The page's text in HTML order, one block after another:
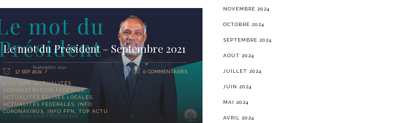
Le mot du Président – Septembre 2021
17 SEP 2021
À LA UNE
ACTUALITÉS
ADMINISTRATION FÉDÉRALE,
ACTUALITÉS ÉGLISES LOCALES
ACTUALITÉS FÉDÉRALES
INFO
CORONAVIRUS
INFO FFN TOP ACTU
0 COMMENTAIRES
NOVEMBRE 2024
OCTOBRE 2024
SEPTEMBRE 2024
AOÛT 2024
JUILLET 2024
JUIN 2024
MAI 2024
AVRIL 2024